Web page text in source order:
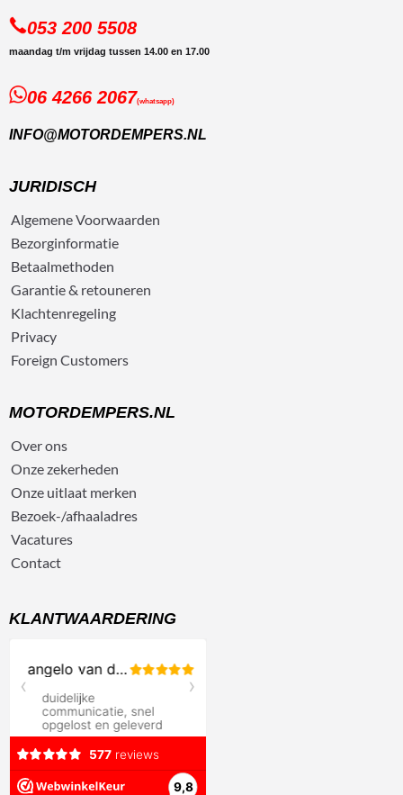
053 200 5508
maandag t/m vrijdag tussen 14.00 en 17.00
06 4266 2067(whatsapp)
INFO@MOTORDEMPERS.NL
JURIDISCH
AlgemeneVoorwaarden
Bezorginformatie
Betaalmethoden
Garantie & retouneren
Klachtenregeling
Privacy
Foreign Customers
MOTORDEMPERS.NL
Over ons
Onze zekerheden
Onze uitlaat merken
Bezoek-/afhaaladres
Vacatures
Contact
KLANTWAARDERING